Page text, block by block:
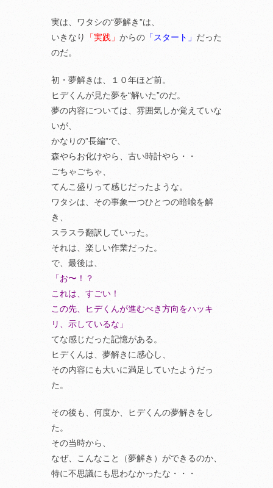
実は、ワタシの“夢解き”は、
いきなり
「実践」 からの 「スタート」 だった
のだ。
初・夢解きは、１０年ほど前。
ヒデくんが見た夢を“解いた”のだ。
夢の内容については、雰囲気しか覚えていな
いが、
かなりの”長編”で、
森やらお化けやら、古い時計やら・・
ごちゃごちゃ、
てんこ盛りって感じだったような。
ワタシは、その事象一つひとつの暗喩を解
き、
スラスラ翻訳していった。
それは、楽しい作業だった。
で、最後は、
「お〜！？
これは、すごい！
この先、ヒデくんが進むべき方向をハッキ
リ、示しているな」
てな感じだった記憶がある。
ヒデくんは、夢解きに感心し、
その内容にも大いに満足していたようだっ
た。
その後も、何度か、ヒデくんの夢解きをし
た。
その当時から、
なぜ、こんなこと（夢解き）ができるのか、
特に不思議にも思わなかったな・・・